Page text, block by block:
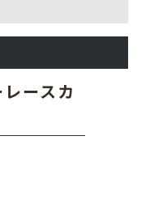
ースカ